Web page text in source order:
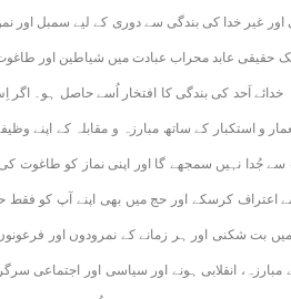
غیر خدا کی بندگی سے دوری کے لیے سمبل اور
حقیقی عابد محراب عبادت میں شیاطین اور
خدائے اَحد کی بندگی کا افتخار اُسے حاصل ہو۔ اگر
و استکبار کے ساتھ مبارزہ و مقابلہ کے اپنے
جُدا نہیں سمجھے گا اور اپنی نماز کو طاغوت
کرسکے اور حج میں بھی اپنے آپ کو فقط
میں بت شکنی اور ہر زمانے کے نمرودوں اور
سے مبارزہ، انقلابی ہونے اور سیاسی اور